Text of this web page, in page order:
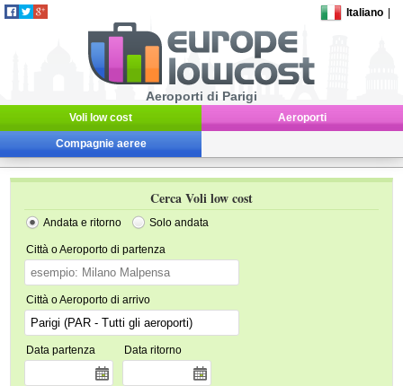
Italiano
Aeroporti di Parigi
Voli low cost Aeroporti
Compagnie aeree
Cerca Voli low cost
Andata e ritorno Solo andata
Città o Aeroporto di partenza
Città o Aeroporto di arrivo
Data partenza Data ritorno